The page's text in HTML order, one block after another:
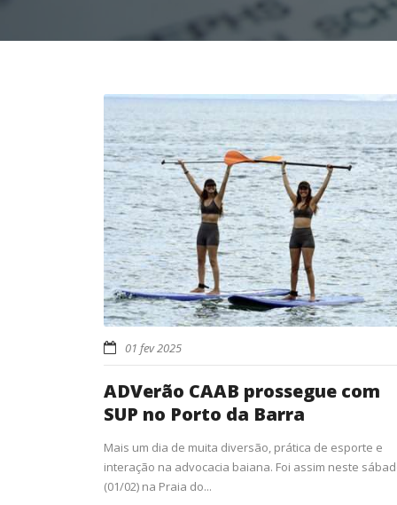
01 fev 2025
ADVerão CAAB prossegue com
SUP no Porto da Barra
Mais um dia de muita diversão, prática de esporte e
interação na advocacia baiana. Foi assim neste
(01/02) na Praia do...